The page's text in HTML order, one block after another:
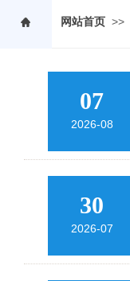
网站首页 >>
07
2026-08
30
2026-07